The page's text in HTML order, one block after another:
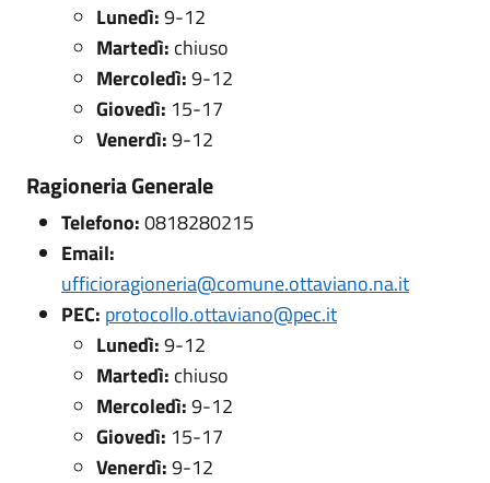
Lunedì:9-12
Martedì: chiuso
Mercoledì:9-12
Giovedì: 15-17
Venerdì:9-12
Ragioneria Generale
Telefono:0818280215
Email:
ufficioragioneria@comune.ottaviano.na.it
PEC: protocollo.ottaviano@pec.it
Lunedì:9-12
Martedì: chiuso
Mercoledì:9-12
Giovedì: 15-17
Venerdì:9-12